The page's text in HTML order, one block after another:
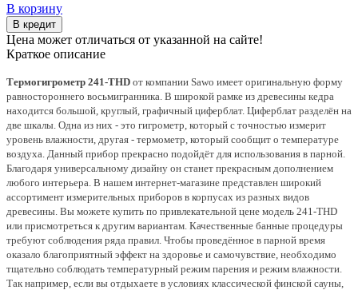
В корзину
В кредит
Цена может отличаться от указанной на сайте!
Краткое описание
Термогигрометр 241-THD от компании Sawo имеет оригинальную форму
равностороннего восьмигранника. В широкой рамке из древесины кедра
находится большой, круглый, графичный циферблат. Циферблат разделён на
две шкалы. Одна из них - это гигрометр, который с точностью измерит
уровень влажности, другая - термометр, который сообщит о температуре
воздуха. Данный прибор прекрасно подойдёт для использования в парной.
Благодаря универсальному дизайну он станет прекрасным дополнением
любого интерьера. В нашем интернет-магазине представлен широкий
ассортимент измерительных приборов в корпусах из разных видов
древесины. Вы можете купить по привлекательной цене модель 241-THD
или присмотреться к другим вариантам. Качественные банные процедуры
требуют соблюдения ряда правил. Чтобы проведённое в парной время
оказало благоприятный эффект на здоровье и самочувствие, необходимо
тщательно соблюдать температурный режим парения и режим влажности.
Так например, если вы отдыхаете в условиях классической финской сауны,